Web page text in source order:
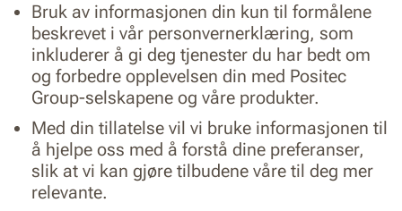
Bruk av informasjonen din kun til formålene
beskrevet i vår personvernerklæring, som
inkluderer å gi deg tjenester du har bedt om
og forbedre opplevelsen din med Positec
Group-selskapene og våre produkter.
Med din tillatelse vil vi bruke informasjonen til
å hjelpe oss med å forstå dine preferanser,
slik at vi kan gjøre tilbudene våre til deg mer
relevante.